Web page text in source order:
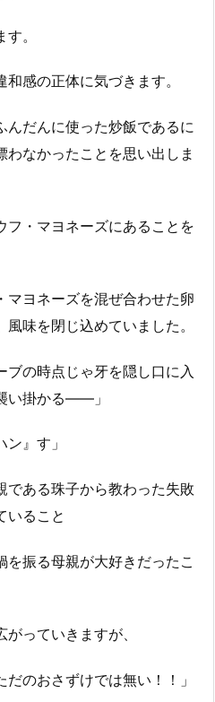
。
感の正体に気づきます。
んだんに使った炒飯であるに
わなかったことを思い出しま
フ・マヨネーズにあることを
マヨネーズを混ぜ合わせた卵
味を閉じ込めていました。
の時点じゃ牙を隠し口に入
い掛かる――」
』す」
である珠子から教わった失敗
いること
振る母親が大好きだったこ
っていきますが、
のおさずけでは無い！！」